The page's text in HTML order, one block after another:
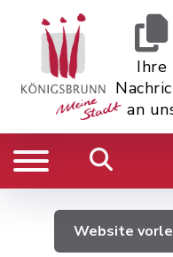
Ihre
an
Website